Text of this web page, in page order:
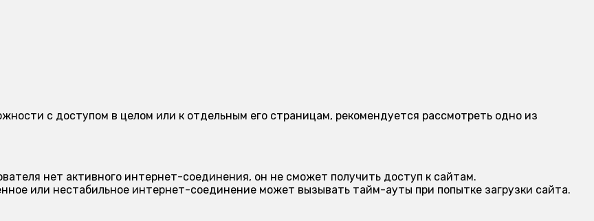
с доступом в целом или к отдельным его страницам, рекомендуется рассмотреть одно из
нет активного интернет-соединения, он не сможет получить доступ к сайтам.
или нестабильное интернет-соединение может вызывать тайм-ауты при попытке загрузки сайта.